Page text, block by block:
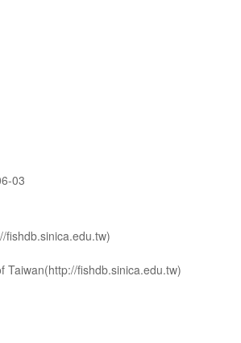
03
fishdb.sinica.edu.tw)
Taiwan(http://fishdb.sinica.edu.tw)